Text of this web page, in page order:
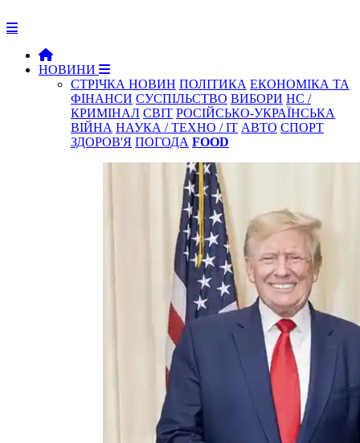
НОВИНИ
СТРІЧКА НОВИН ПОЛІТИКА ЕКОНОМІКА ТА
ФІНАНСИ СУСПІЛЬСТВО ВИБОРИ НС /
КРИМІНАЛ СВІТ РОСІЙСЬКО-УКРАЇНСЬКА
ВІЙНА НАУКА / ТЕХНО / IT АВТО СПОРТ
ЗДОРОВ'Я ПОГОДА FOOD